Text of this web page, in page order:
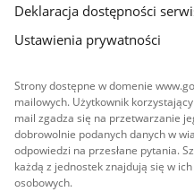
Deklaracja dostępności
Ustawienia prywatności
Strony dostępne w domenie
mailowych. Użytkownik
mail zgadza się na przetwarzanie
dobrowolnie podanych danych w
odpowiedzi na przesłane pytania.
każdą z jednostek znajdują się w
osobowych.